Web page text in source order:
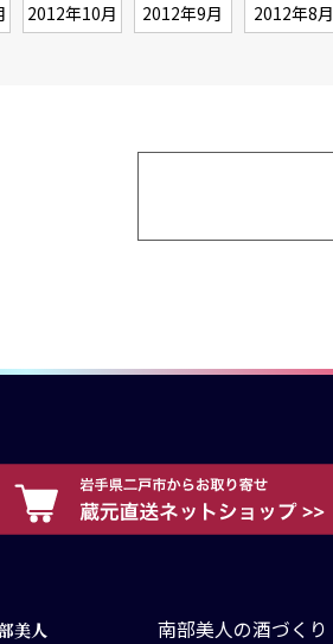
2012年10月 2012年9月 2012年8月
美人 南部美人の酒づくり